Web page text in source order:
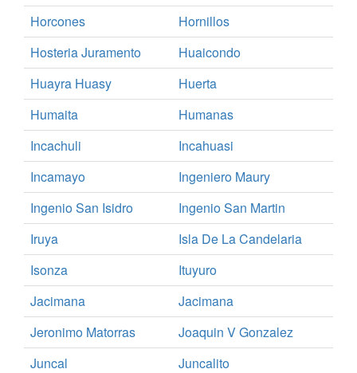
Horcones
Hornillos
Hosteria Juramento
Huaicondo
Huayra Huasy
Huerta
Humaita
Humanas
Incachuli
Incahuasi
Incamayo
Ingeniero Maury
Ingenio San Isidro
Ingenio San Martin
Iruya
Isla De La Candelaria
Isonza
Ituyuro
Jacimana
Jacimana
Jeronimo Matorras
Joaquin V Gonzalez
Juncal
Juncalito